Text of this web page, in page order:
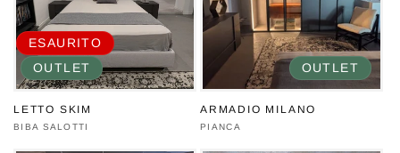
ESAURITO
OUTLET
LETTO SKIM
Produttore:
BIBA SALOTTI
OUTLET
ARMADIO MILANO
Produttore:
PIANCA